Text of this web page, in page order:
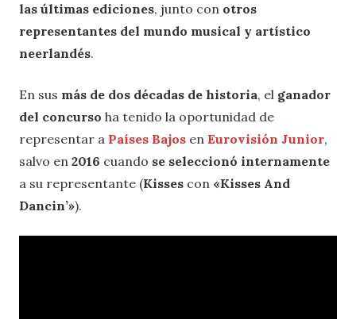
las últimas ediciones, junto con otros
representantes del mundo musical y artístico
neerlandés.
En sus más de dos décadas de historia, el ganador
del concurso ha tenido la oportunidad de
representar a Países Bajos en Eurovisión Junior,
salvo en 2016 cuando se seleccionó internamente
a su representante (Kisses con «Kisses And
Dancin’»).